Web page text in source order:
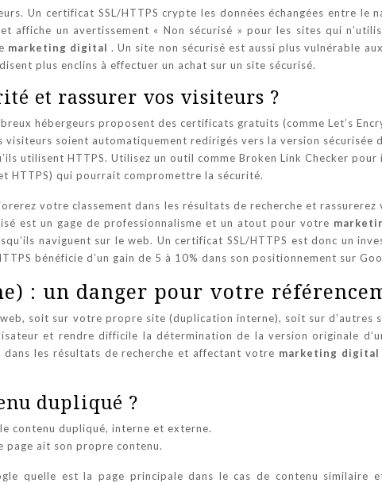
Un certificat SSL/HTTPS crypte les données échangées entre le
affiche un avertissement « Non sécurisé » pour les sites qui
marketing digital. Un site non sécurisé est aussi plus vulnérable
plus enclins à effectuer un achat sur un site sécurisé.
et rassurer vos visiteurs ?
hébergeurs proposent des certificats gratuits (comme Let’s
soient automatiquement redirigés vers la version sécurisée
utilisent HTTPS. Utilisez un outil comme Broken Link Checker
HTTPS) qui pourrait compromettre la sécurité.
votre classement dans les résultats de recherche et
est un gage de professionnalisme et un atout pour votre
naviguent sur le web. Un certificat SSL/HTTPS est donc un
bénéficie d’un gain de 5 à 10% dans son positionnement sur
: un danger pour votre
soit sur votre propre site (duplication interne), soit sur d’autres
et rendre difficile la détermination de la version originale
les résultats de recherche et affectant votre marketing
dupliqué ?
contenu dupliqué, interne et externe.
page ait son propre contenu.
quelle est la page principale dans le cas de contenu similaire